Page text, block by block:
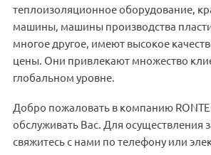
теплоизоляционное оборудование,
машины, машины производства
многое другое, имеют высокое
цены. Они привлекают множество
глобальном уровне.
Добро пожаловать в компанию
обслуживать Вас. Для осуществления
свяжитесь с нами по телефону или